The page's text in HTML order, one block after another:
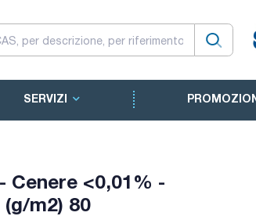
SERVIZI
<0,01% -
m2) 80